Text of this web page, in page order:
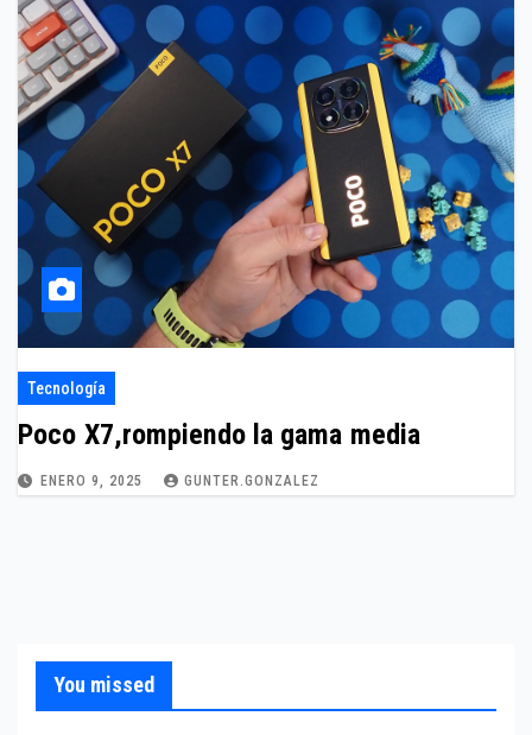
Tecnología
Poco X7,rompiendo la gama media
ENERO 9, 2025 GUNTER.GONZALEZ
You missed